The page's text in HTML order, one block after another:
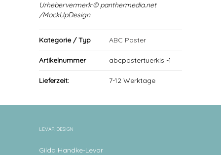
Urhebervermerk:© panthermedia.net
/MockUpDesign
Kategorie / Typ ABC Poster
Artikelnummer abcpostertuerkis -1
Lieferzeit: 7-12 Werktage
LEVAR DESIGN
Gilda Handke-Levar